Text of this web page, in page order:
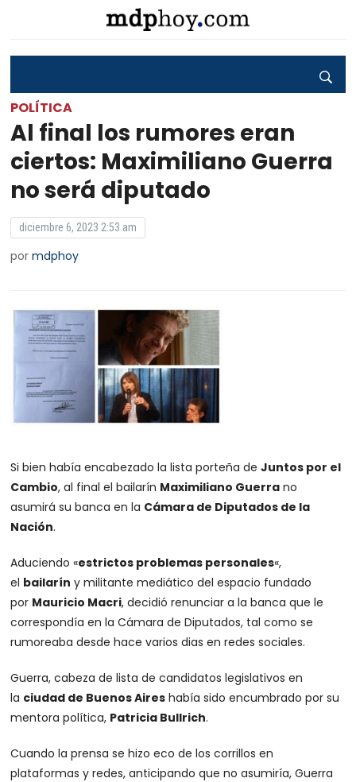
POLÍTICA
Al final los rumores eran
ciertos: Maximiliano Guerra
no será diputado
diciembre 6, 2023 2:53 am
pormdphoy
Si bien había encabezado la lista porteña deJuntos por el
Cambio, al final el bailarín Maximiliano Guerra no
asumirá su banca en la Cámara de Diputados de la
Nación.
Aduciendo «estrictos problemas personales«,
el bailarín y militante mediático del espacio fundado
por Mauricio Macri, decidió renunciar a la banca que le
correspondía en la Cámara de Diputados, tal como se
rumoreaba desde hace varios dias en redes sociales.
Guerra, cabeza de lista de candidatos legislativos en
la ciudad de Buenos Aires había sido encumbrado por su
mentora política, Patricia Bullrich.
Cuando la prensa se hizo eco de los corrillos en
plataformas y redes, anticipando que no asumiría, Guerra